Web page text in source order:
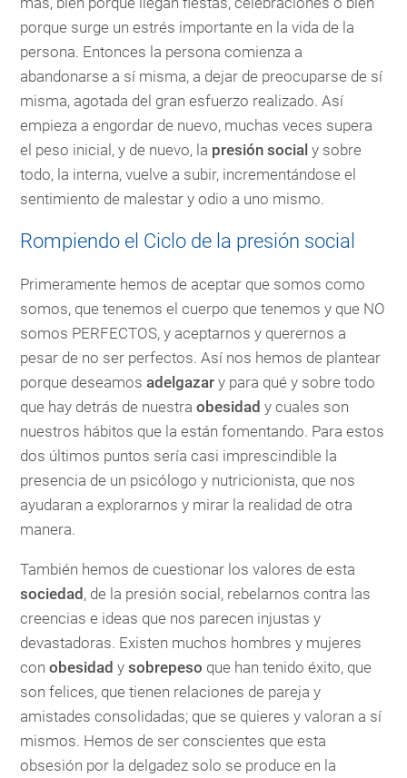
porque surge un estrés importante en la vida de la
persona. Entonces la persona comienza a
abandonarse a sí misma, a dejar de preocuparse de sí
misma, agotada del gran esfuerzo realizado. Así
empieza a engordar de nuevo, muchas veces supera
el peso inicial, y de nuevo, la presión social y sobre
todo, la interna, vuelve a subir, incrementándose el
sentimiento de malestar y odio a uno mismo.
Rompiendo el Ciclo de la presión social
Primeramente hemos de aceptar que somos como
somos, que tenemos el cuerpo que tenemos y que NO
somos PERFECTOS, y aceptarnos y querernos a
pesar de no ser perfectos. Así nos hemos de plantear
porque deseamos adelgazar y para qué y sobre todo
que hay detrás de nuestra obesidad y cuales son
nuestros hábitos que la están fomentando. Para estos
dos últimos puntos sería casi imprescindible la
presencia de un psicólogo y nutricionista, que nos
ayudaran a explorarnos y mirar la realidad de otra
manera.
También hemos de cuestionar los valores de esta
sociedad, de la presión social, rebelarnos contra las
creencias e ideas que nos parecen injustas y
devastadoras. Existen muchos hombres y mujeres
con obesidad y sobrepeso que han tenido éxito, que
son felices, que tienen relaciones de pareja y
amistades consolidadas; que se quieres y valoran a sí
mismos. Hemos de ser conscientes que esta
obsesión por la delgadez solo se produce en la